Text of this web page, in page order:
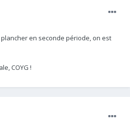
en seconde période, on est
COYG !